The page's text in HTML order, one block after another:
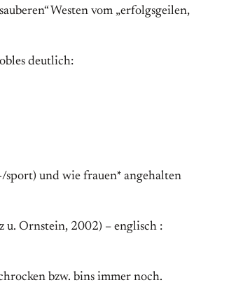
Westen vom „erfolgsgeilen,
deutlich:
und wie frauen* angehalten
u. Ornstein, 2002) – englisch :
bzw. bins immer noch.